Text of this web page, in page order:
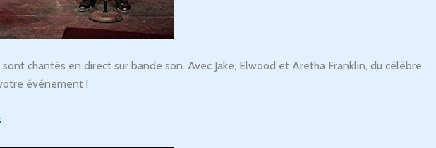
chantés en direct sur bande son. Avec Jake, Elwood et Aretha Franklin, du célèbre
événement !